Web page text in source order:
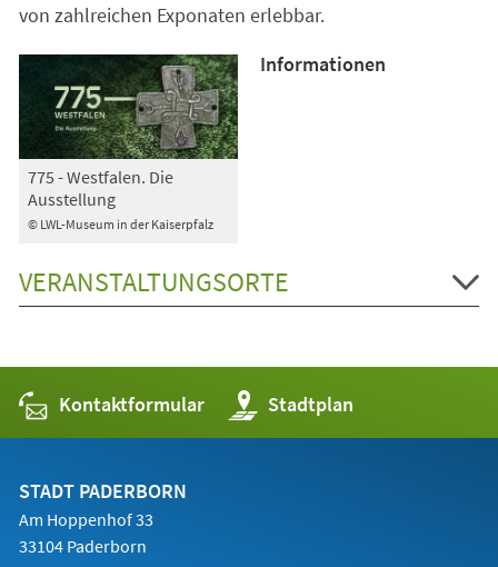
von zahlreichen Exponaten erlebbar.
© LWL-Museum in der Kaiserpfalz
775 - Westfalen. Die
Ausstellung
Informationen
VERANSTALTUNGSORTE
Kontaktformular Stadtplan
(Öffnet
in
einem
STADT PADERBORN
Am Hoppenhof 33
33104 Paderborn